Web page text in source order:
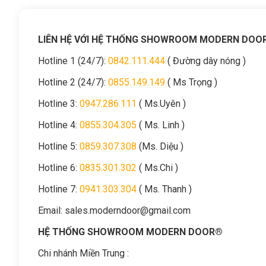
LIÊN HỆ VỚI HỆ THỐNG SHOWROOM MODERN
Hotline 1 (24/7): 0842.111.444 ( Đường dây nóng )
Hotline 2 (24/7): 0855.149.149 ( Ms Trọng )
Hotline 3: 0947.286.111 ( Ms.Uyên )
Hotline 4: 0855.304.305 ( Ms. Linh )
Hotline 5: 0859.307.308 (Ms. Diệu )
Hotline 6: 0835.301.302 ( Ms.Chi )
Hotline 7: 0941.303.304 ( Ms. Thanh )
Email: sales.moderndoor@gmail.com
HỆ THỐNG SHOWROOM MODERN DOOR®
Chi nhánh Miền Trung :